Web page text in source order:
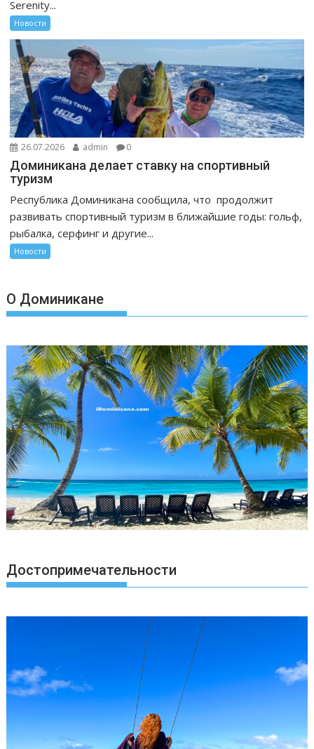
Serenity...
Новости
26.07.2026 admin 0
Доминикана делает ставку на спортивный
туризм
Республика Доминикана сообщила, что продолжит
развивать спортивный туризм в ближайшие годы: гольф,
рыбалка, серфинг и другие...
Новости
О Доминикане
Достопримечательности